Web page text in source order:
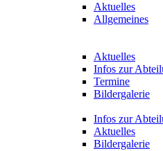
Aktuelles
Allgemeines
Aktuelles
Infos zur
Termine
Bildergalerie
Infos zur
Aktuelles
Bildergalerie